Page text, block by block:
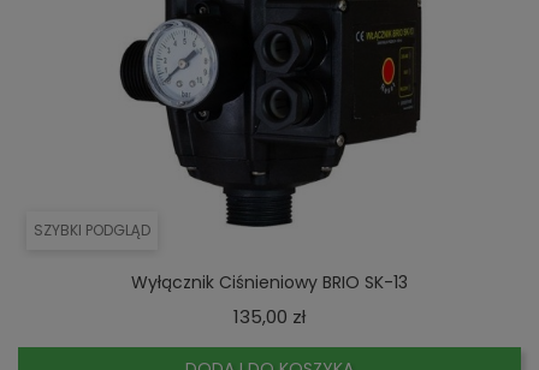
SZYBKI PODGLĄD
Wyłącznik Ciśnieniowy BRIO SK-13
135,00 złCena